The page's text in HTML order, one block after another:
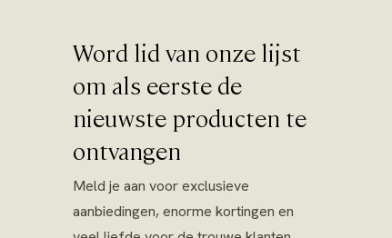
Word lid van onze lijst
om als eerste de
nieuwste producten te
ontvangen
Meld je aan voor exclusieve
aanbiedingen, enorme kortingen en